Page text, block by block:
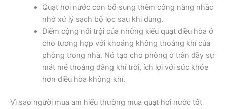
Quạt hơi nước còn bổ sung thêm công năng nhắc
nhở xử lý sạch bộ lọc sau khi dùng.
Điểm cộng nổi trội của những kiểu quạt điều hòa ở
chỗ tương hợp với khoảng không thoáng khí của
phòng trong nhà. Nó tạo cho phòng ở tràn đầy sự
mát mẻ thoáng đãng khí trời, ích lợi với sức khỏe
hơn điều hòa không khí.
Vì sao người mua am hiểu thường mua quạt hơi nước tốt